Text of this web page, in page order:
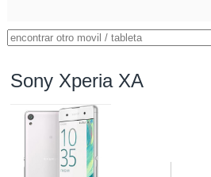
Sony Xperia XA